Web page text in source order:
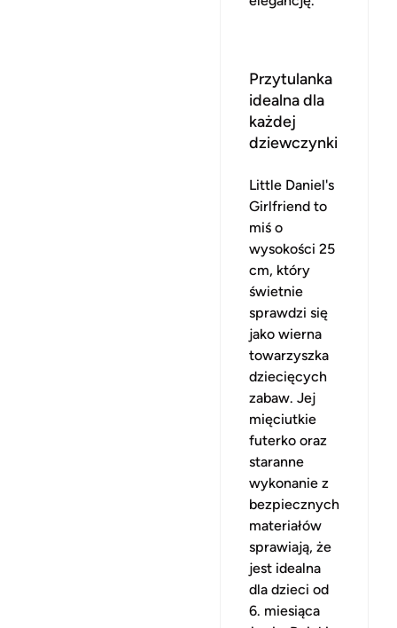
Przytulanka
idealna dla
każdej
dziewczynki
Little Daniel's
Girlfriend to
miś o
wysokości 25
cm, który
świetnie
sprawdzi się
jako wierna
towarzyszka
dziecięcych
zabaw. Jej
mięciutkie
futerko oraz
staranne
wykonanie z
bezpiecznych
materiałów
sprawiają, że
jest idealna
dla dzieci od
6. miesiąca